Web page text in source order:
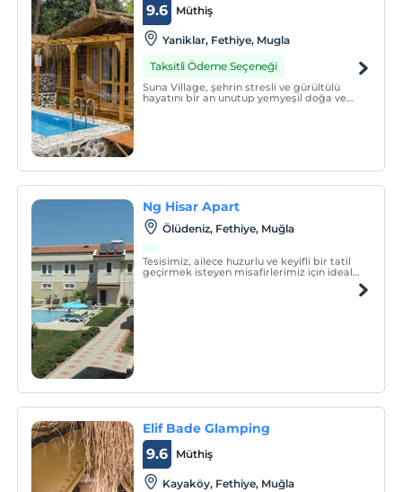
Müthiş
9.6
Yaniklar, Fethiye, Mugla
Taksitli Ödeme Seçeneği
Suna Village, şehrin stresli ve gürültülü
hayatını bir an unutup yemyeşil doğa ve
Ng Hisar Apart
Ölüdeniz, Fethiye, Muğla
Tesisimiz, ailece huzurlu ve keyifli bir tatil
geçirmek isteyen misafirlerimiz için ideal
Elif Bade Glamping
Müthiş
9.6
Kayaköy, Fethiye, Muğla